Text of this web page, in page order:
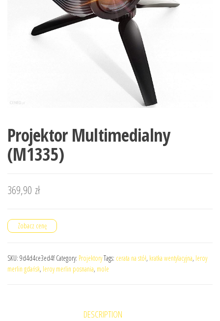
Projektor Multimedialny
(M1335)
369,90 zł
Zobacz cenę
SKU: 9d4d4ce3ed4f Category: ProjektoryTags: cerata na stół, kratka wentylacyjna, leroy
merlin gdańsk, leroy merlin posnania, mole
DESCRIPTION